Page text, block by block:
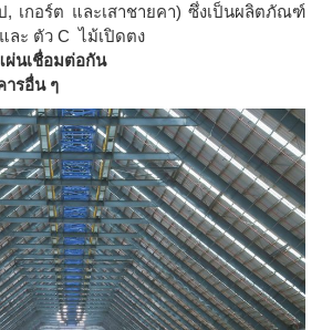
, เกอร์ต และเสาชายคา) ซึ่งเป็นผลิตภัณฑ์
ละ ตัว C ไม้เปิดตง
ผ่นเชื่อมต่อกัน
ารอื่น ๆ